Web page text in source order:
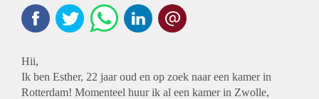
Hii,
Ik ben Esther, 22 jaar oud en op zoek naar een kamer in
Rotterdam! Momenteel huur ik al een kamer in Zwolle,